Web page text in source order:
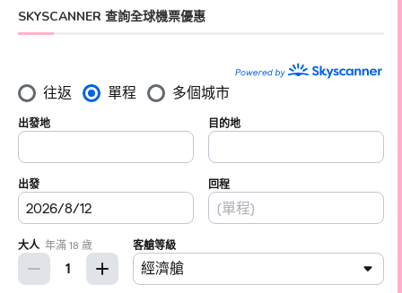
SKYSCANNER 查詢全球機票優惠